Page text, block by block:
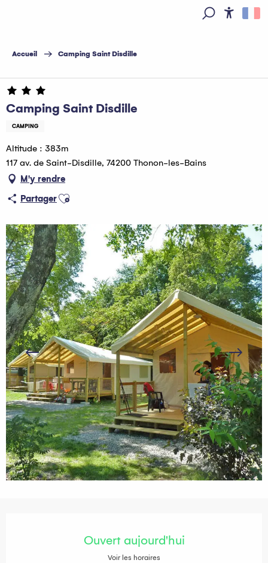
principal
Accueil Camping Saint Disdille
Camping Saint Disdille
CAMPING
Altitude : 383m
117 av. de Saint-Disdille, 74200 Thonon-les-Bains
M'y rendre
PartagerAjouter aux favoris
Ouvert aujourd'hui
Voir les horaires